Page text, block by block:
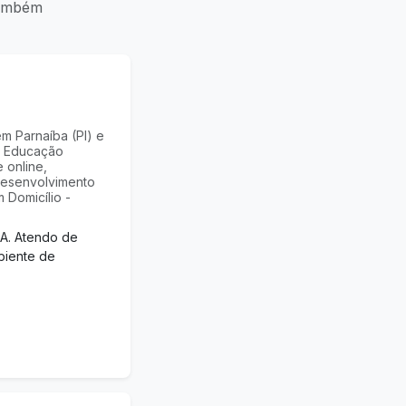
Parnaíba (PI) e
online,
Domicílio -
Atendo de
de